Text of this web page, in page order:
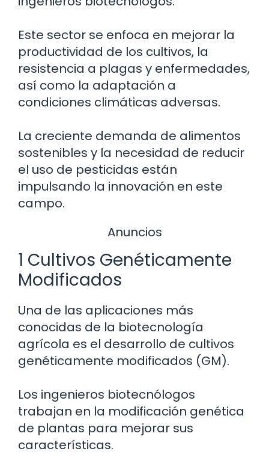
Este sector se enfoca en mejorar la
productividad de los cultivos, la
resistencia a plagas y enfermedades,
así como la adaptación a
condiciones climáticas adversas.
La creciente demanda de alimentos
sostenibles y la necesidad de reducir
el uso de pesticidas están
impulsando la innovación en este
campo.
Anuncios
1 Cultivos Genéticamente
Modificados
Una de las aplicaciones más
conocidas de la biotecnología
agrícola es el desarrollo de cultivos
genéticamente modificados (GM).
Los ingenieros biotecnólogos
trabajan en la modificación genética
de plantas para mejorar sus
características.